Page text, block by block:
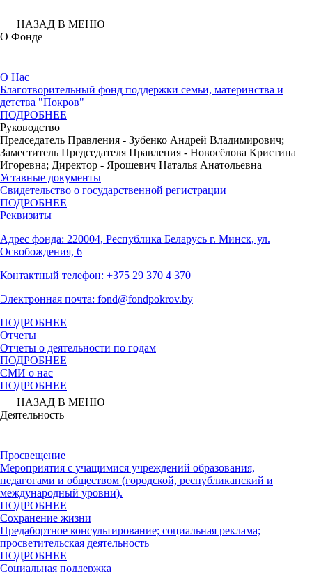
НАЗАД В МЕНЮ
О Фонде
О Нас
Благотворительный фонд поддержки семьи, материнства и
детства "Покров"
ПОДРОБНЕЕ
Руководство
Председатель Правления - Зубенко Андрей Владимирович;
Заместитель Председателя Правления - Новосёлова Кристина
Игоревна; Директор - Ярошевич Наталья Анатольевна
Уставные документы
Свидетельство о государственной регистрации
ПОДРОБНЕЕ
Реквизиты
Адрес фонда: 220004, Республика Беларусь г. Минск, ул.
Освобождения, 6
Контактный телефон: +375 29 370 4 370
Электронная почта: fond@fondpokrov.by
ПОДРОБНЕЕ
Отчеты
Отчеты о деятельности по годам
ПОДРОБНЕЕ
СМИ о нас
ПОДРОБНЕЕ
НАЗАД В МЕНЮ
Деятельность
Просвещение
Мероприятия с учащимися учреждений образования,
педагогами и обществом (городской, республиканский и
международный уровни).
ПОДРОБНЕЕ
Сохранение жизни
Предабортное консультирование; социальная реклама;
просветительская деятельность
ПОДРОБНЕЕ
Социальная поддержка